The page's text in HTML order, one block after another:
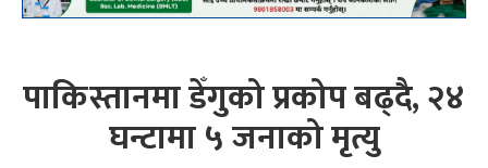
पाकिस्तानमा डेँगुको प्रकोप बढ्दै, २४
घन्टामा ५ जनाको मृत्यु